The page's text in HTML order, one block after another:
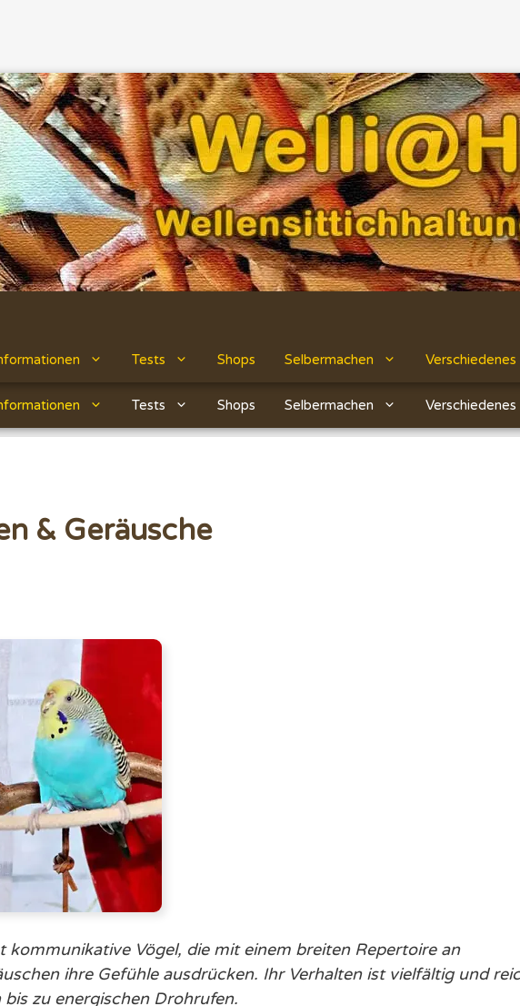
Tests Shops Selbermachen Verschiedenes
Tests Shops Selbermachen Verschiedenes
& Geräusche
kommunikative Vögel, die mit einem breiten Repertoire an
ihre Gefühle ausdrücken. Ihr Verhalten ist vielfältig und
zu energischen Drohrufen.